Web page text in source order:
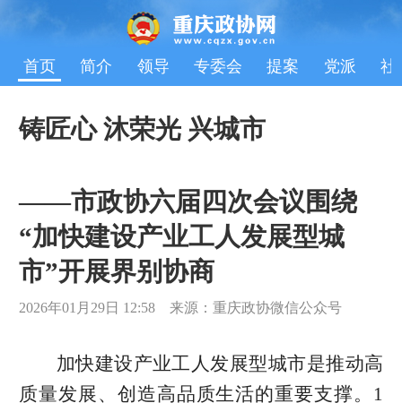
首页 简介 领导 专委会 提案 党派 社
铸匠心 沐荣光 兴城市
——市政协六届四次会议围绕
“加快建设产业工人发展型城
市”开展界别协商
2026年01月29日 12:58 来源：重庆政协微信公众号
加快建设产业工人发展型城市是推动高
质量发展、创造高品质生活的重要支撑。1